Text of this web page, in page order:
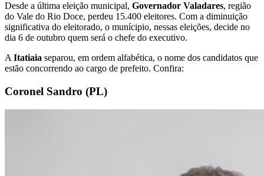
Desde a última eleição municipal, Governador Valadares, região
do Vale do Rio Doce, perdeu 15.400 eleitores. Com a diminuição
significativa do eleitorado, o munícipio, nessas eleições, decide no
dia 6 de outubro quem será o chefe do executivo.
A Itatiaia separou, em ordem alfabética, o nome dos candidatos que
estão concorrendo ao cargo de prefeito. Confira:
Coronel Sandro (PL)